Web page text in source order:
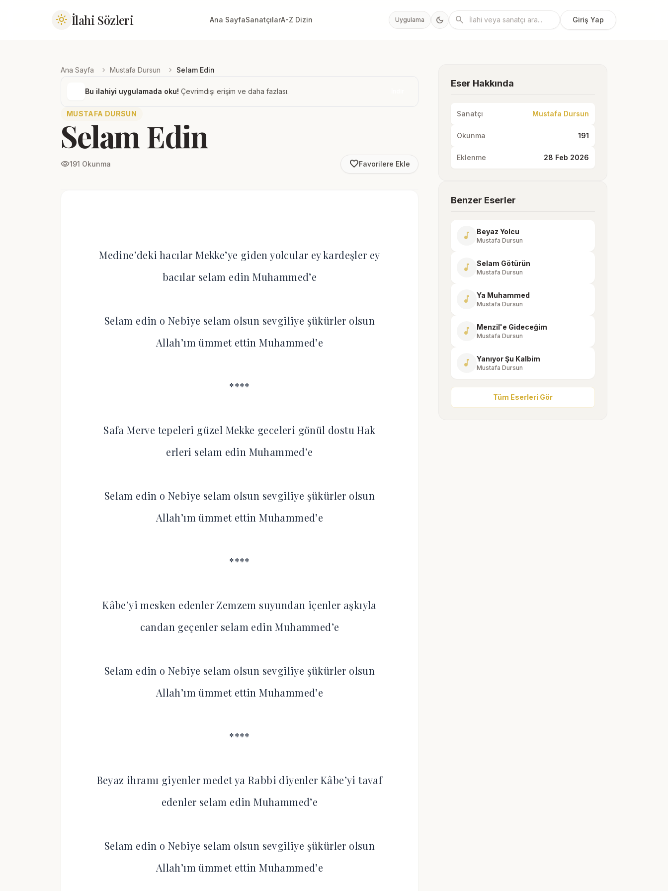
light_mode İlahi Sözleri Ana SayfaSanatçılarA-Z Dizin Uygulama dark_mode search Giriş Yap
Ana Sayfa chevron_right Mustafa Dursun chevron_right Selam Edin
Bu ilahiyi uygulamada oku! Çevrimdışı erişim ve daha fazlası.
MUSTAFA DURSUN
Selam Edin
visibility191 Okunma favorite_borderFavorilere Ekle
Medine’deki hacılar Mekke’ye giden yolcular ey kardeşler ey
bacılar selam edin Muhammed’e
Selam edin o Nebiye selam olsun sevgiliye şükürler olsun
Allah’ım ümmet ettin Muhammed’e
****
Safa Merve tepeleri güzel Mekke geceleri gönül dostu Hak
erleri selam edin Muhammed’e
Selam edin o Nebiye selam olsun sevgiliye şükürler olsun
Allah’ım ümmet ettin Muhammed’e
****
Kâbe’yi mesken edenler Zemzem suyundan içenler aşkıyla
candan geçenler selam edin Muhammed’e
Selam edin o Nebiye selam olsun sevgiliye şükürler olsun
Allah’ım ümmet ettin Muhammed’e
****
Beyaz ihramı giyenler medet ya Rabbi diyenler Kâbe’yi tavaf
edenler selam edin Muhammed’e
Selam edin o Nebiye selam olsun sevgiliye şükürler olsun
Allah’ım ümmet ettin Muhammed’e
Eser Hakkında
Sanatçı Mustafa Dursun
Okunma 191
Eklenme 28 Feb 2026
Benzer Eserler
music_note Beyaz Yolcu
Mustafa Dursun
music_note Selam Götürün
Mustafa Dursun
music_note Ya Muhammed
Mustafa Dursun
music_note Menzil'e Gideceğim
Mustafa Dursun
music_note Yanıyor Şu Kalbim
Mustafa Dursun
Tüm Eserleri Gör